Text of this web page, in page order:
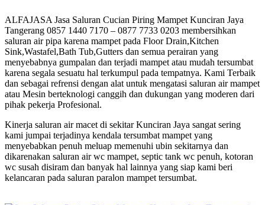
ALFAJASA Jasa Saluran Cucian Piring Mampet Kunciran Jaya
Tangerang 0857 1440 7170 – 0877 7733 0203 membersihkan
saluran air pipa karena mampet pada Floor Drain,Kitchen
Sink,Wastafel,Bath Tub,Gutters dan semua perairan yang
menyebabnya gumpalan dan terjadi mampet atau mudah tersumbat
karena segala sesuatu hal terkumpul pada tempatnya. Kami Terbaik
dan sebagai refrensi dengan alat untuk mengatasi saluran air mampet
atau Mesin berteknologi canggih dan dukungan yang moderen dari
pihak pekerja Profesional.
Kinerja saluran air macet di sekitar Kunciran Jaya sangat sering
kami jumpai terjadinya kendala tersumbat mampet yang
menyebabkan penuh meluap memenuhi ubin sekitarnya dan
dikarenakan saluran air wc mampet, septic tank wc penuh, kotoran
wc susah disiram dan banyak hal lainnya yang siap kami beri
kelancaran pada saluran paralon mampet tersumbat.